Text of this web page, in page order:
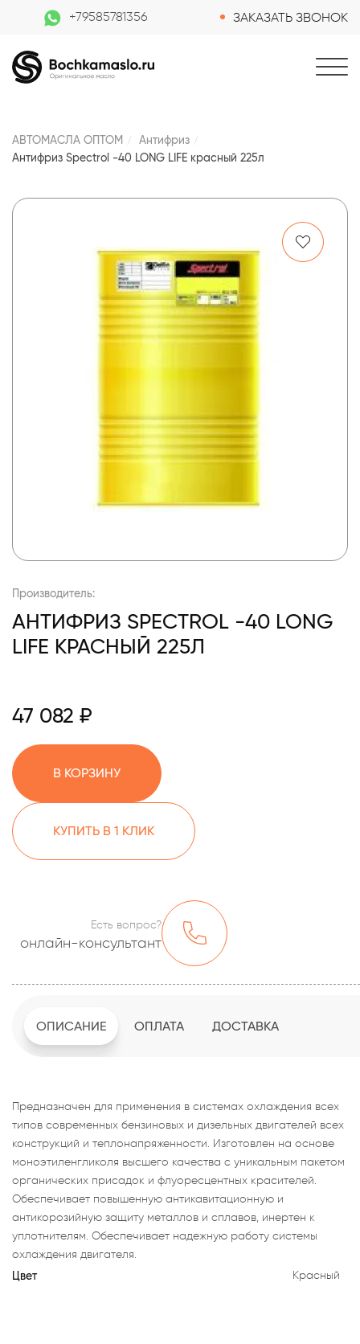
+79585781356 ЗАКАЗАТЬ ЗВОНОК
АВТОМАСЛА ОПТОМ
Антифриз
Антифриз Spectrol -40 LONG LIFE красный 225л
Производитель:
АНТИФРИЗ SPECTROL -40 LONG
LIFE КРАСНЫЙ 225Л
47 082 ₽
В КОРЗИНУ
КУПИТЬ В 1 КЛИК
Есть вопрос?
онлайн-консультант
ОПИСАНИЕ ОПЛАТА ДОСТАВКА
Предназначен для применения в системах охлаждения всех
типов современных бензиновых и дизельных двигателей всех
конструкций и теплонапряженности. Изготовлен на основе
моноэтиленгликоля высшего качества с уникальным пакетом
органических присадок и флуоресцентных красителей.
Обеспечивает повышенную антикавитационную и
антикорозийную защиту металлов и сплавов, инертен к
уплотнителям. Обеспечивает надежную работу системы
охлаждения двигателя.
Цвет Красный